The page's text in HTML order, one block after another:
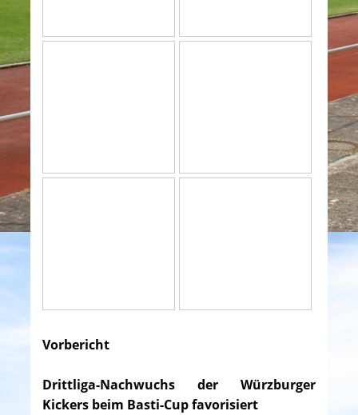
Vorbericht
Drittliga-Nachwuchs der Würzburger
Kickers beim Basti-Cup favorisiert